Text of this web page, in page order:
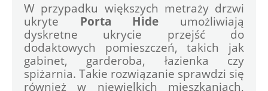
W przypadku większych metraży drzwi
ukryte Porta Hide umożliwiają
dyskretne ukrycie przejść do
dodaktowych pomieszczeń, takich jak
gabinet, garderoba, łazienka czy
spiżarnia. Takie rozwiązanie sprawdzi się
również w niewielkich mieszkaniach,